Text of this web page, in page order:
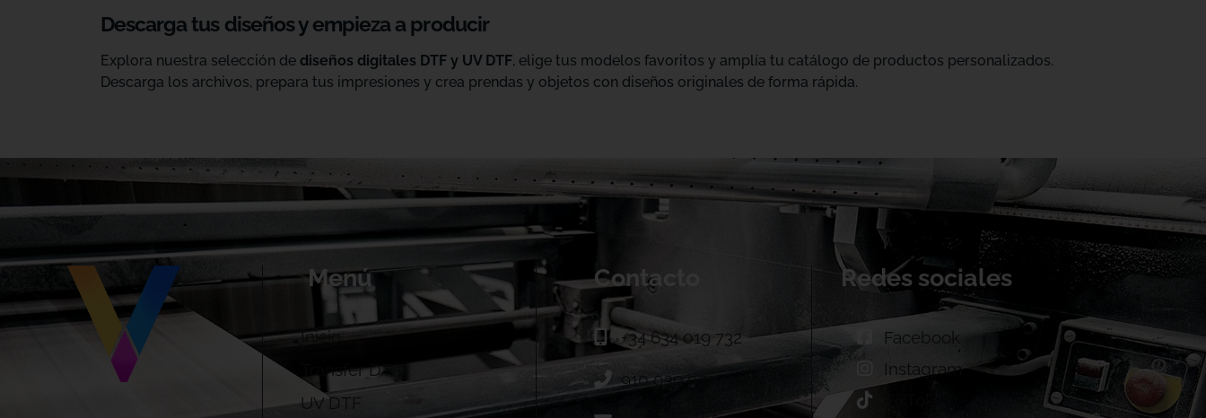
Descarga tus diseños y empieza a producir
Explora nuestra selección de diseños digitales DTF y UV DTF, elige tus modelos favoritos y amplía tu catálogo de productos personalizados.
Descarga los archivos, prepara tus impresiones y crea prendas y objetos con diseños originales de forma rápida.
Menú
Inicio
Transfer DTF
UV DTF
Contacto
+34 634 019 732
910 039 973
Redes sociales
Facebook
Instagram